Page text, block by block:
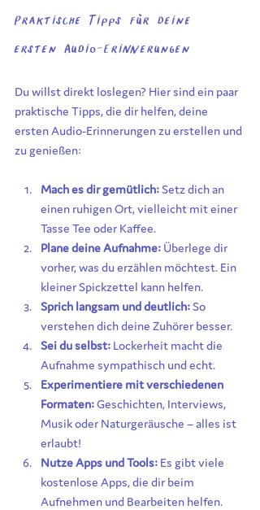
Praktische Tipps für deine
ersten Audio-Erinnerungen
Du willst direkt loslegen? Hier sind ein paar
praktische Tipps, die dir helfen, deine
ersten Audio-Erinnerungen zu erstellen und
zu genießen:
Mach es dir gemütlich: Setz dich an
einen ruhigen Ort, vielleicht mit einer
Tasse Tee oder Kaffee.
Plane deine Aufnahme: Überlege dir
vorher, was du erzählen möchtest. Ein
kleiner Spickzettel kann helfen.
Sprich langsam und deutlich: So
verstehen dich deine Zuhörer besser.
Sei du selbst: Lockerheit macht die
Aufnahme sympathisch und echt.
Experimentiere mit verschiedenen
Formaten: Geschichten, Interviews,
Musik oder Naturgeräusche – alles ist
erlaubt!
Nutze Apps und Tools: Es gibt viele
kostenlose Apps, die dir beim
Aufnehmen und Bearbeiten helfen.